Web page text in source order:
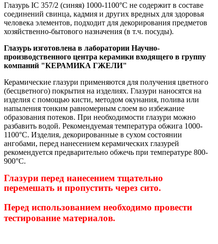
Глазурь IC 357/2 (синяя) 1000-1100°С не содержит в составе
соединений свинца, кадмия и других вредных для здоровья
человека элементов, подходит для декорирования предметов
хозяйственно-бытового назначения (в т.ч. посуды).
Глазурь изготовлена в лаборатории Научно-
производственного центра керамики входящего в группу
компаний "КЕРАМИКА ГЖЕЛИ"
Керамические глазури применяются для получения цветного
(бесцветного) покрытия на изделиях. Глазури наносятся на
изделия с помощью кисти, методом окунания, полива или
напыления тонким равномерным слоем во избежание
образования потеков. При необходимости глазури можно
разбавить водой. Рекомендуемая температура обжига 1000-
1100°С. Изделия, декорированные в сухом состоянии
ангобами, перед нанесением керамических глазурей
рекомендуется предварительно обжечь при температуре 800-
900°С.
Глазури перед нанесением тщательно
перемешать и пропустить через сито.
Перед использованием необходимо провести
тестирование материалов.